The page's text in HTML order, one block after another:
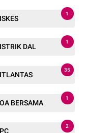
1
DAL
1
35
BERSAMA
1
2